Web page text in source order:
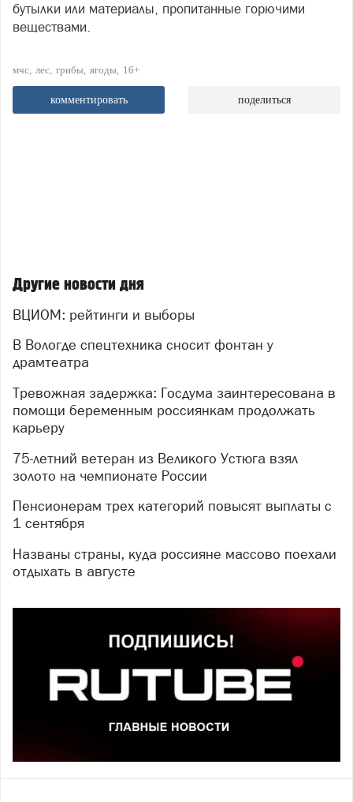
бутылки или материалы, пропитанные горючими
веществами.
мчс лес грибы ягоды 16+
комментировать поделиться
Другие новости дня
ВЦИОМ: рейтинги и выборы
В Вологде спецтехника сносит фонтан у
драмтеатра
Тревожная задержка: Госдума заинтересована в
помощи беременным россиянкам продолжать
карьеру
75-летний ветеран из Великого Устюга взял
золото на чемпионате России
Пенсионерам трех категорий повысят выплаты с
1 сентября
Названы страны, куда россияне массово поехали
отдыхать в августе